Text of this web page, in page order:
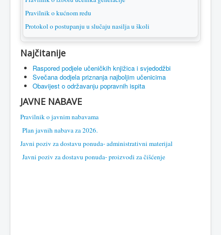
Pravilnik o kućnom redu
Protokol o postupanju u slučaju nasilja u školi
Najčitanije
Raspored podjele učeničkih knjižica i svjedodžbi
Svečana dodjela priznanja najboljim učenicima
Obavijest o održavanju popravnih ispita
JAVNE NABAVE
Pravilnik o javnim nabavama
Plan javnih nabava za 2026.
Javni poziv za dostavu ponuda- administrativni materijal
Javni poziv za dostavu ponuda- proizvodi za čišćenje